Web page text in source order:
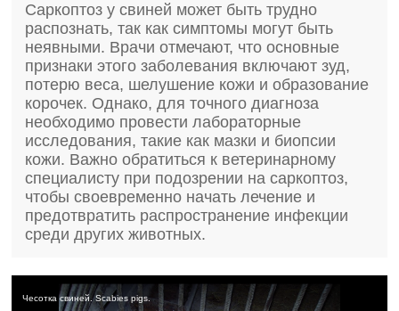
Саркоптоз у свиней может быть трудно
распознать, так как симптомы могут быть
неявными. Врачи отмечают, что основные
признаки этого заболевания включают зуд,
потерю веса, шелушение кожи и образование
корочек. Однако, для точного диагноза
необходимо провести лабораторные
исследования, такие как мазки и биопсии
кожи. Важно обратиться к ветеринарному
специалисту при подозрении на саркоптоз,
чтобы своевременно начать лечение и
предотвратить распространение инфекции
среди других животных.
Чесотка свиней. Scabies pigs.